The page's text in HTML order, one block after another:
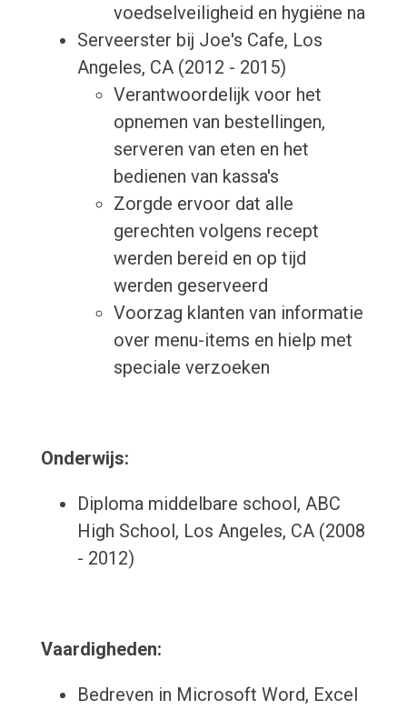
voedselveiligheid en hygiëne na
Serveerster bij Joe's Cafe, Los
Angeles, CA (2012 - 2015)
Verantwoordelijk voor het
opnemen van bestellingen,
serveren van eten en het
bedienen van kassa's
Zorgde ervoor dat alle
gerechten volgens recept
werden bereid en op tijd
werden geserveerd
Voorzag klanten van informatie
over menu-items en hielp met
speciale verzoeken
Onderwijs:
Diploma middelbare school, ABC
High School, Los Angeles, CA (2008
- 2012)
Vaardigheden:
Bedreven in Microsoft Word, Excel